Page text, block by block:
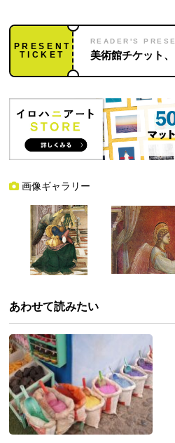
PRESENT
TICKET
READER'S
美術館チケット
画像ギャラリー
あわせて読みたい